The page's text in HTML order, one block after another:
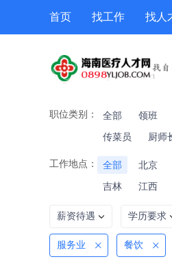
首页 找工作 找人
职位类别： 全部 领班
传菜员
厨师
工作地点： 全部 北京
吉林
江西
薪资待遇 学历要求
服务业 餐饮